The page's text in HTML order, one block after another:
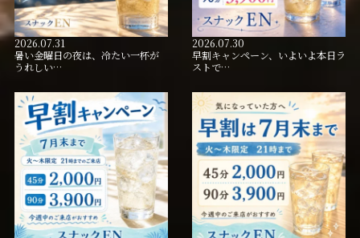
2026.07.31
暑い金曜日の夜は、冷たい一杯が
うれしい…
2026.07.30
早割キャンペーン、いよいよ本日ラ
ストで…